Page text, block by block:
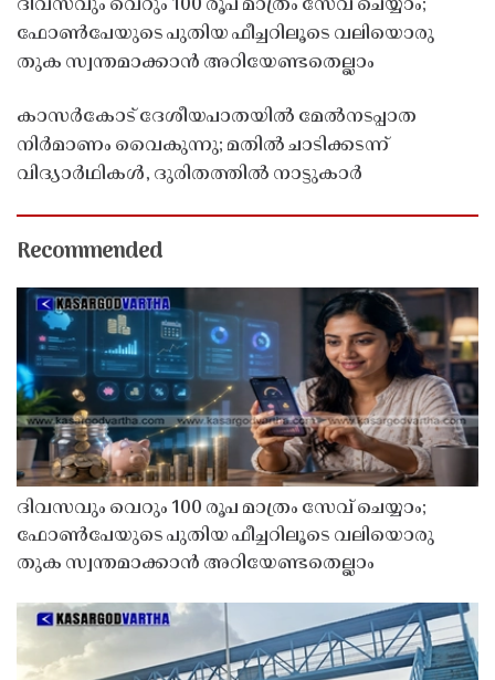
ഫോൺപേയുടെ പുതിയ ഫീച്ചറിലൂടെ വലിയൊരു
തുക സ്വന്തമാക്കാൻ അറിയേണ്ടതെല്ലാം
കാസർകോട് ദേശീയപാതയിൽ മേൽനടപ്പാത
നിർമാണം വൈകുന്നു; മതിൽ ചാടിക്കടന്ന്
വിദ്യാർഥികൾ, ദുരിതത്തിൽ നാട്ടുകാർ
Recommended
ദിവസവും വെറും 100 രൂപ മാത്രം സേവ് ചെയ്യാം;
ഫോൺപേയുടെ പുതിയ ഫീച്ചറിലൂടെ വലിയൊരു
തുക സ്വന്തമാക്കാൻ അറിയേണ്ടതെല്ലാം